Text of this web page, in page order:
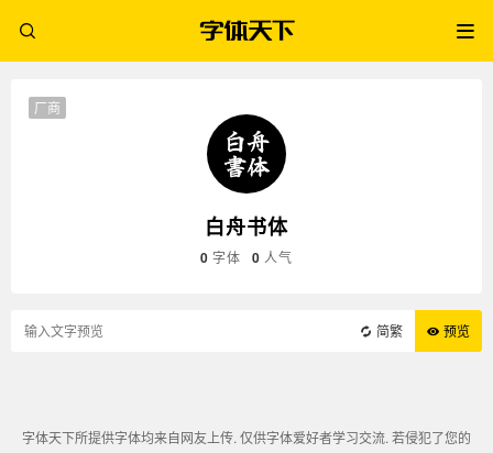
白舟书体
0 字体 0 人气
厂商
简繁 预览
字体天下所提供字体均来自网友上传. 仅供字体爱好者学习交流. 若侵犯了您的